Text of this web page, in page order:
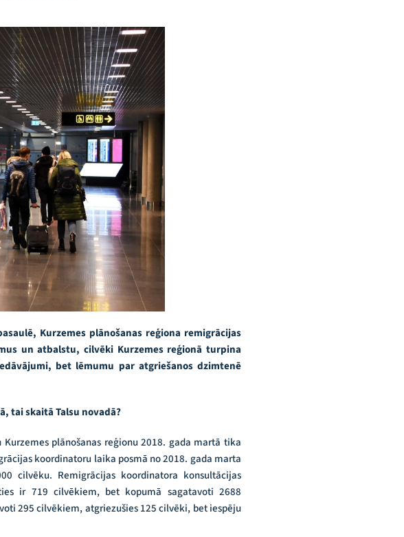
Kurzemes plānošanas reģiona remigrācijas
un atbalstu, cilvēki Kurzemes reģionā turpina
bet lēmumu par atgriešanos dzimtenē
tai skaitā Talsu novadā?
plānošanas reģionu 2018. gada martā tika
koordinatoru laika posmā no 2018. gada marta
cilvēku. Remigrācijas koordinatora konsultācijas
ir 719 cilvēkiem, bet kopumā sagatavoti 2688
295 cilvēkiem, atgriezušies 125 cilvēki, bet iespēju